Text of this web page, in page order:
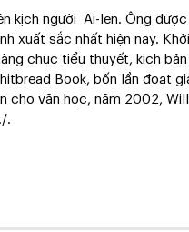
kịch người Ai-len. Ông
xuất sắc nhất hiện nay.
chục tiểu thuyết, kịch
Book, bốn lần đoạt
cho văn học, năm 2002,
.